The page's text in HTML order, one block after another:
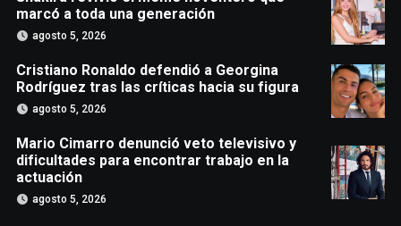
marcó a toda una generación
agosto 5, 2026
Cristiano Ronaldo defendió a Georgina
Rodríguez tras las críticas hacia su figura
agosto 5, 2026
Mario Cimarro denunció veto televisivo y
dificultades para encontrar trabajo en la
actuación
agosto 5, 2026